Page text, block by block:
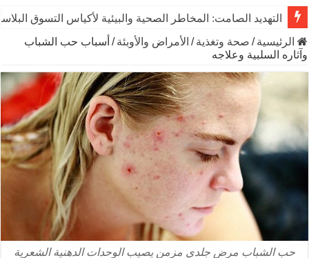
التهديد الصامت: المخاطر الصحية والبيئية لأكياس التسوق
الرئيسية / صحة وتغذية / الأمراض والأوبئة / أسباب حب الشباب
وآثاره السلبية وعلاجه
حب الشباب مرض جلدي مزمن يصيب الوحدات الدهنية الشعرية